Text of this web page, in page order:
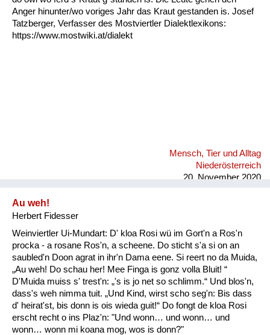
Anger hinunter/wo voriges Jahr das Kraut gestanden is. Josef
Tatzberger, Verfasser des Mostviertler Dialektlexikons:
https://www.mostwiki.at/dialekt
Mensch, Tier und Alltag
Niederösterreich
20. November 2020
Au weh!
Herbert Fidesser
Weinviertler Ui-Mundart: D' kloa Rosi wü im Gort'n a Ros'n
procka - a rosane Ros'n, a scheene. Do sticht s'a si on an
saubled'n Doon agrat in ihr'n Dama eene. Si reert no da Muida,
„Au weh! Do schau her! Mee Finga is gonz volla Bluit! “
D'Muida muiss s' trest'n: „'s is jo net so schlimm.“ Und blos'n,
dass's weh nimma tuit. „Und Kind, wirst scho seg'n: Bis dass
d' heirat'st, bis donn is ois wieda guit!“ Do fongt de kloa Rosi
erscht recht o ins Plaz'n: "Und wonn… und wonn… und
wonn… wonn mi koana mog, wos is donn?"